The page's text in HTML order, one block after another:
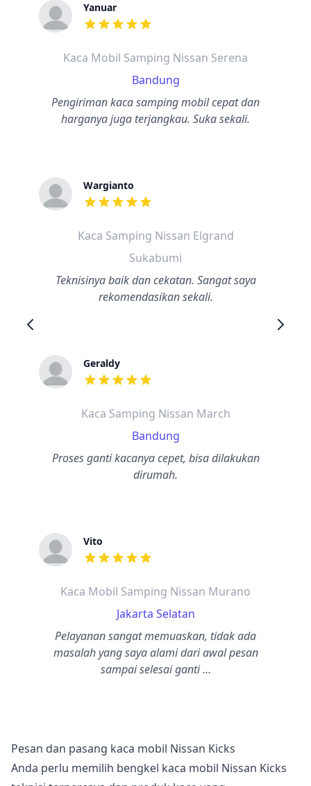
Yanuar
dari ulasan adalah bintang lima
Kaca Mobil Samping Nissan Serena
Bandung
Pengiriman kaca samping mobil cepat dan
harganya juga terjangkau. Suka sekali.
Wargianto
dari ulasan adalah bintang lima
Kaca Samping Nissan Elgrand
Sukabumi
Teknisinya baik dan cekatan. Sangat saya
rekomendasikan sekali.
Geraldy
dari ulasan adalah bintang lima
Kaca Samping Nissan March
Bandung
Proses ganti kacanya cepet, bisa dilakukan
dirumah.
Vito
dari ulasan adalah bintang lima
Kaca Mobil Samping Nissan Murano
Jakarta Selatan
Pelayanan sangat memuaskan, tidak ada
masalah yang saya alami dari awal pesan
sampai selesai ganti …
Pesan dan pasang kaca mobil Nissan Kicks
Anda perlu memilih bengkel kaca mobil Nissan Kicks